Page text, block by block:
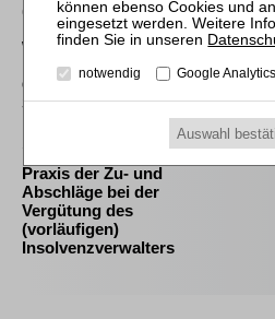
(vorläufigen)
Insolvenzverwalters im
Widerstreit der
Interessen von
Gläubigern und
Schuldner
Praxis der Zu- und
Abschläge bei der
Vergütung des
(vorläufigen)
Insolvenzverwalters
notwendig Google Analytics
Auswahl